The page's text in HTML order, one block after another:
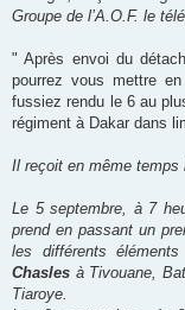
Groupe de l’A.O.F. le
" Après envoi du
pourrez vous mettre
fussiez rendu le 6 au
régiment à Dakar dans
Il reçoit en même temps
Le 5 septembre, à 7
prend en passant un
les différents
Chasles à Tivouane,
Tiaroye.